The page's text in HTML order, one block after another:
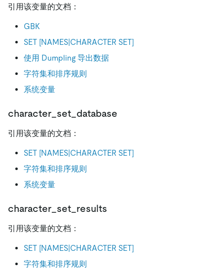
引用该变量的文档：
GBK
SET [NAMES|CHARACTER SET]
使用 Dumpling 导出数据
字符集和排序规则
系统变量
character_set_database
引用该变量的文档：
SET [NAMES|CHARACTER SET]
字符集和排序规则
系统变量
character_set_results
引用该变量的文档：
SET [NAMES|CHARACTER SET]
字符集和排序规则